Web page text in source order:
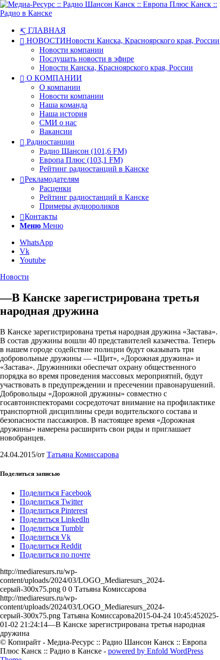
ГЛАВНАЯ
НОВОСТИНовости Канска, Красноярского края, России
Новости компании
Послушать новости в эфире
Новости Канска, Красноярского края, России
О КОМПАНИИ
О компании
Новости компании
Наша команда
Наша история
СМИ о нас
Вакансии
Радиостанции
Радио Шансон (101,6 FM)
Европа Плюс (103,1 FM)
Рейтинг радиостанций в Канске
Рекламодателям
Расценки
Рейтинг радиостанций в Канске
Примеры аудиороликов
Контакты
Меню Меню
WhatsApp
Vk
Youtube
Новости
—В Канске зарегистрирована третья
народная дружина
В Канске зарегистрирована третья народная дружина «Застава».
В состав дружины вошли 40 представителей казачества. Теперь
в нашем городе содействие полиции будут оказывать три
добровольные дружины — «Щит», «Дорожная дружина» и
«Застава». Дружинники обеспечат охрану общественного
порядка во время проведения массовых мероприятий, будут
участвовать в предупреждении и пресечении правонарушений.
Добровольцы «Дорожной дружины» совместно с
госавтоинспекторами сосредоточат внимание на профилактике
транспортной дисциплины среди водительского состава и
безопасности пассажиров. В настоящее время «Дорожная
дружины» намерена расширить свои ряды и приглашает
новобранцев.
24.04.2015/от Татьяна Комиссарова
Поделиться записью
Поделиться Facebook
Поделиться Twitter
Поделиться Pinterest
Поделиться LinkedIn
Поделиться Tumblr
Поделиться Vk
Поделиться Reddit
Поделиться по почте
http://mediaresurs.ru/wp-
content/uploads/2024/03/LOGO_Mediaresurs_2024-
серый-300x75.png 0 0 Татьяна Комиссарова
http://mediaresurs.ru/wp-
content/uploads/2024/03/LOGO_Mediaresurs_2024-
серый-300x75.png Татьяна Комиссарова2015-04-24 10:45:452025-
01-02 21:24:14—В Канске зарегистрирована третья народная
дружина
© Копирайт - Медиа-Ресурс :: Радио Шансон Канск :: Европа
Плюс Канск :: Радио в Канске - powered by Enfold WordPress